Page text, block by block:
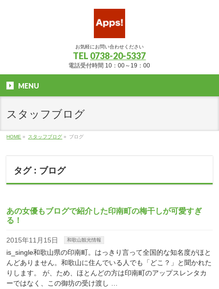
お気軽にお問い合わせください
TEL 0738-20-5337
電話受付時間 10：00～19：00
MENU
スタッフブログ
HOME » スタッフブログ » ブログ
タグ : ブログ
あの女優もブログで紹介した印南町の梅干しが可愛すぎ
る！
2015年11月15日 和歌山観光情報
is_single和歌山県の印南町。はっきり言って全国的な知名度がほと
んどありません。和歌山に住んでいる人でも「どこ？」と聞かれた
りします。 が、ため、ほとんどの方は印南町のアップスレンタカ
ーではなく、この御坊の受け渡し …